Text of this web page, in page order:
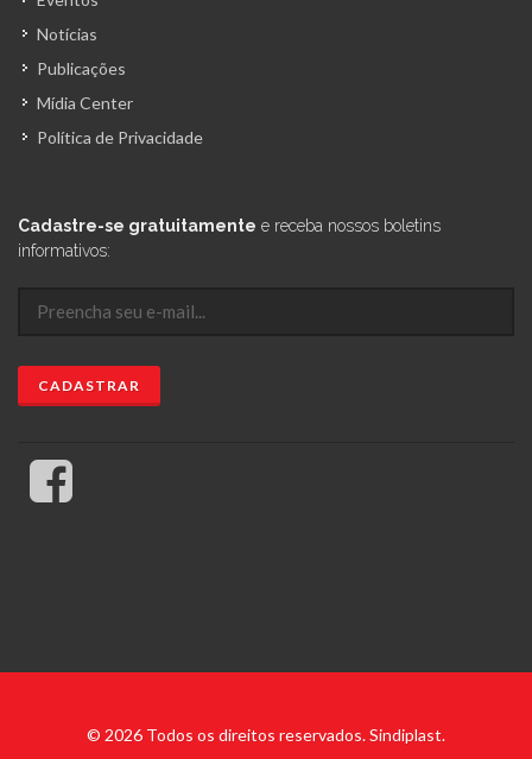
Notícias
Publicações
Mídia Center
Política de Privacidade
Cadastre-se gratuitamente e receba nossos boletins
informativos:
© 2026 Todos os direitos reservados. Sindiplast.